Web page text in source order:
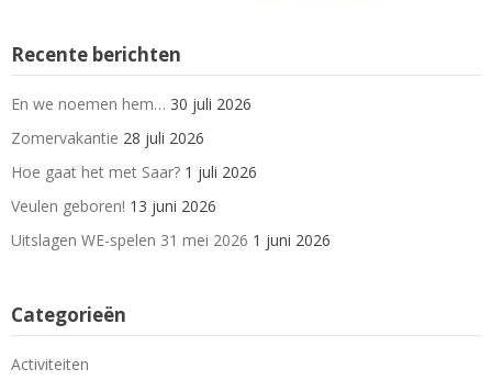
Recente berichten
En we noemen hem… 30 juli 2026
Zomervakantie 28 juli 2026
Hoe gaat het met Saar? 1 juli 2026
Veulen geboren! 13 juni 2026
Uitslagen WE-spelen 31 mei 2026 1 juni 2026
Categorieën
Activiteiten